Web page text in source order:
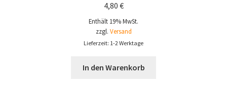
4,80 €
Enthält 19% MwSt.
zzgl. Versand
Lieferzeit: 1-2 Werktage
In den Warenkorb